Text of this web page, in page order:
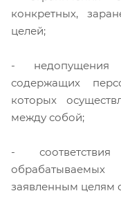
конкретных,
целей;
- недопущения
содержащих
которых
между собой;
-
заявленным целям